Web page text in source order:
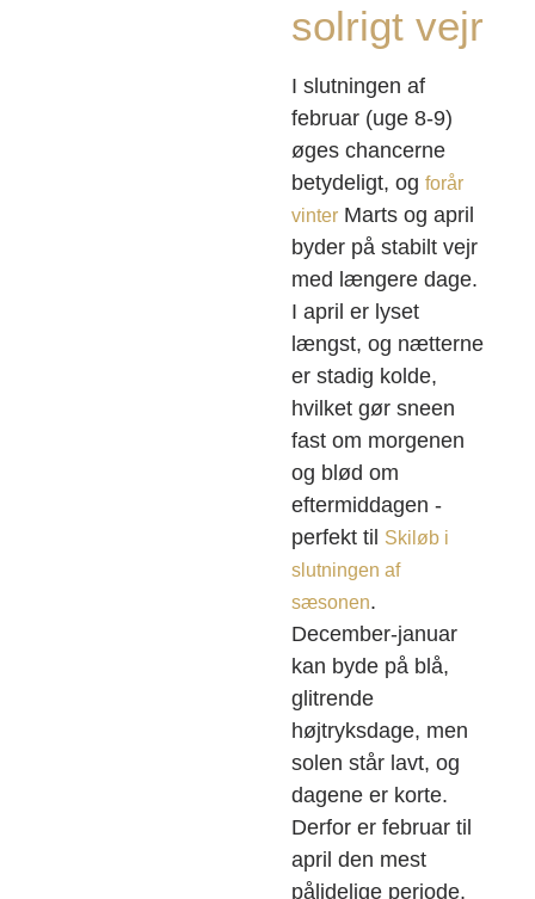
solrigt vejr
I slutningen af
februar (uge 8-9)
øges chancerne
betydeligt, og forår
vinter Marts og april
byder på stabilt vejr
med længere dage.
I april er lyset
længst, og nætterne
er stadig kolde,
hvilket gør sneen
fast om morgenen
og blød om
eftermiddagen -
perfekt til
Skiløb i
slutningen af
sæsonen.
December-januar
kan byde på blå,
glitrende
højtryksdage, men
solen står lavt, og
dagene er korte.
Derfor er februar til
april den mest
pålidelige periode,